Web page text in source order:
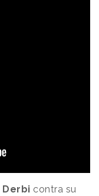
Derbi contra su